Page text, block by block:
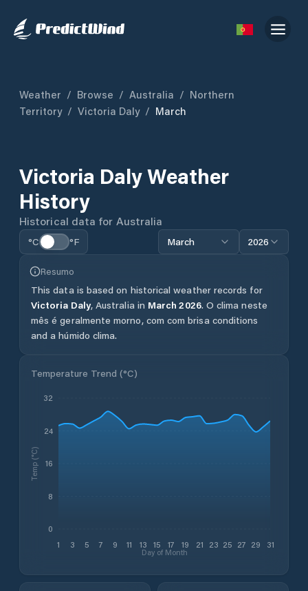
Weather / Browse / Australia / Northern
Territory / Victoria Daly / March
Victoria DalyWeather
History
Historical data for Australia
°C °F March 2026
Resumo
This data is based on historical weather records for
Victoria Daly, Australia in March 2026. O clima neste
mês é geralmente morno, com com brisa conditions
and a húmido clima.
Temperature Trend (°C)
1 3 5 7 9 11 13 15 17 19 21 23 25 27 29 31
Day of Month
0
8
16
24
32
Temp (°C)